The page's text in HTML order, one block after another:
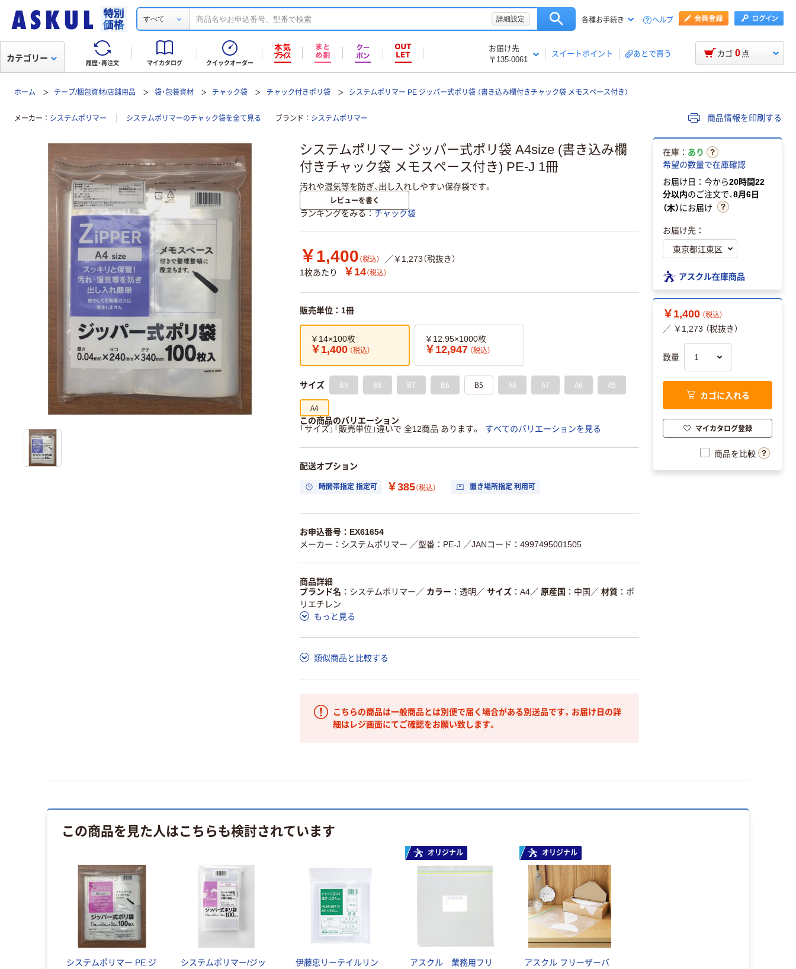
すべて 詳細設定 各種お手続き ヘルプ
履歴・再注文 マイカタログ クイックオーダー
お届け先
〒135-0061
スイートポイント あとで買う
カテゴリー カゴ 0 点
ホーム テープ/梱包資材/店舗用品 袋・包装資材 チャック袋 チャック付きポリ袋 システムポリマー PE ジッパー式ポリ袋 （書き込み欄付きチャック袋 メモスペース付き）
メーカー システムポリマー システムポリマーのチャック袋を全て見る ブランド システムポリマー 商品情報を印刷する
システムポリマー ジッパー式ポリ袋 A4size (書き込み欄
付きチャック袋 メモスペース付き) PE-J 1冊
汚れや湿気等を防ぎ、出し入れしやすい保存袋です。
レビューを書く
ランキングをみる チャック袋
￥1,400 （税込）
／￥1,273（税抜き）
1枚あたり
￥14（税込）
販売単位：1冊
￥14×100枚
￥1,400 （税込）
￥12.95×1000枚
￥12,947 （税込）
サイズ B9 B8 B7 B6 B5 A8 A7 A6 A5
A4
この商品のバリエーション
「サイズ」「販売単位」違いで 全12商品 あります。
すべてのバリエーションを見る
配送オプション
時間帯指定 指定可 ￥385（税込） 置き場所指定 利用可
お申込番号：EX61654
メーカー：システムポリマー ／型番：PE-J ／JANコード：4997495001505
商品詳細
ブランド名
システムポリマー ／ カラー 透明 ／ サイズ A4／ 原産国 中国 ／ 材質
ポ
リエチレン
もっと見る
類似商品と比較する
こちらの商品は一般商品とは別便で届く場合がある別送品です。お届け日の詳
細はレジ画面にてご確認をお願い致します。
在庫： あり
希望の数量で在庫確認
お届け日：今から20時間22
分以内のご注文で、8月6日
（木）にお届け
お届け先：
アスクル在庫商品
￥1,400 （税込）
／ ￥1,273 （税抜き）
数量
カゴに入れる
マイカタログ登録
商品を比較
この商品を見た人はこちらも検討されています
システムポリマー PE ジ
システムポリマー/ジッ
伊藤忠リーテイルリン
オリジナル
アスクル 業務用フリ
オリジナル
アスクル フリーザーバ